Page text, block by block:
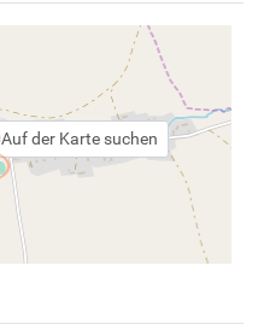
Auf der Karte suchen